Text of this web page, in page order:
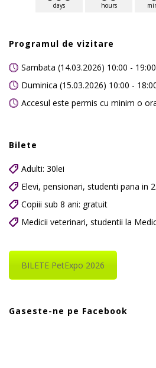
days hours
Programul de vizitare
Sambata (14.03.2026) 10:00 - 19:00
Duminica (15.03.2026) 10:00 -
Accesul este permis cu minim o
Bilete
Adulti: 30lei
Elevi, pensionari, studenti pana in
Copiii sub 8 ani: gratuit
Medicii veterinari, studentii la
BILETE PetExpo 2026
Gaseste-ne pe Facebook